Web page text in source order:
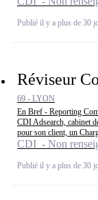
Publié il y a plus de 30
Réviseur
69 - LYON
En Bref - Reporting
CDI Adsearch, cabinet
pour son client, un
CDI - Non
Publié il y a plus de 30